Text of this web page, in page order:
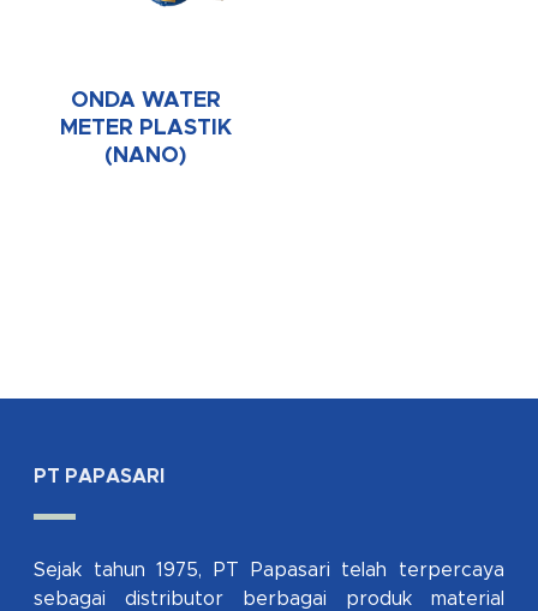
ONDA WATER
METER PLASTIK
(NANO)
PT PAPASARI
Sejak tahun 1975, PT Papasari telah terpercaya
sebagai distributor berbagai produk material